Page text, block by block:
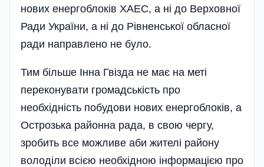
нових енергоблоків ХАЕС, а ні до Верховної
Ради України, а ні до Рівненської обласної
ради направлено не було.
Тим більше Інна Гвізда не має на меті
переконувати громадськість про
необхідність побудови нових енергоблоків, а
Острозька районна рада, в свою чергу,
зробить все можливе аби жителі району
володіли всією необхідною інформацією про